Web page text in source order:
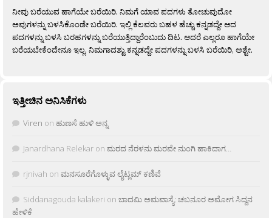
ನೀವು ಬರೆಯುವ ಹಾಗೆಯೇ ಬರೆಯಿರಿ. ನಿಮಗೆ ಯಾವ ಪದಗಳು ತೋಚುವುದೋ
ಅವುಗಳನ್ನು ಬಳಸಿಕೊಂಡೇ ಬರೆಯಿರಿ. ಇಲ್ಲಿ ಕೆಲವರು ಬಹಳ ಹೆಚ್ಚು ಕನ್ನಡದ್ದೇ ಆದ
ಪದಗಳನ್ನು ಬಳಸಿ ಬರಹಗಳನ್ನು ಬರೆಯುತ್ತಿದ್ದಾರೆಂಬುದು ದಿಟ. ಆದರೆ ಎಲ್ಲರೂ ಹಾಗೆಯೇ
ಬರೆಯಬೇಕೆಂದೇನೂ ಇಲ್ಲ. ನಿಮಗಾದಶ್ಟು ಕನ್ನಡದ್ದೇ ಪದಗಳನ್ನು ಬಳಸಿ ಬರೆಯಿರಿ, ಅಶ್ಟೇ.
ಇತ್ತೀಚಿನ ಅನಿಸಿಕೆಗಳು
Viren on ಹುಣಸೆ ಹುಳಿ ಅನ್ನ
Janardhana Relekar on ಮರದ ನೆರಳನು ಮರವೇ ನುಂಗಿ ಹಾಕಿದಾಗ…
rjnivah on ಮನಸೂರೆಗೊಳ್ಳುವ ಲೈಟ್ಲಮ್ ಕಣಿವೆ
Siddanagouda kalakeri on ಬಾದಮಿ ಅಮವಾಸ್ಯೆ: ಚಬನೂರ ಅಮೋಗ ಸಿದ್ದನ
ಹೇಳಿಕೆ